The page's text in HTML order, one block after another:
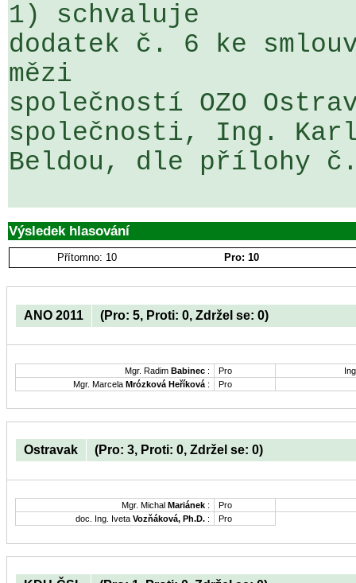
1) schvaluje
dodatek č. 6 ke
mězi
společností OZO
společnosti, Ing.
Beldou, dle přílohy č.
Výsledek hlasování
Přítomno: 10 Pro: 10
ANO 2011 (Pro: 5, Proti: 0, Zdržel se: 0)
Mgr. Radim Babinec : Pro
Mgr. Marcela Mrózková Heříková : Pro
Ostravak (Pro: 3, Proti: 0, Zdržel se: 0)
Mgr. Michal Mariánek :
Pro
doc. Ing. Iveta Vozňáková, Ph.D. : Pro